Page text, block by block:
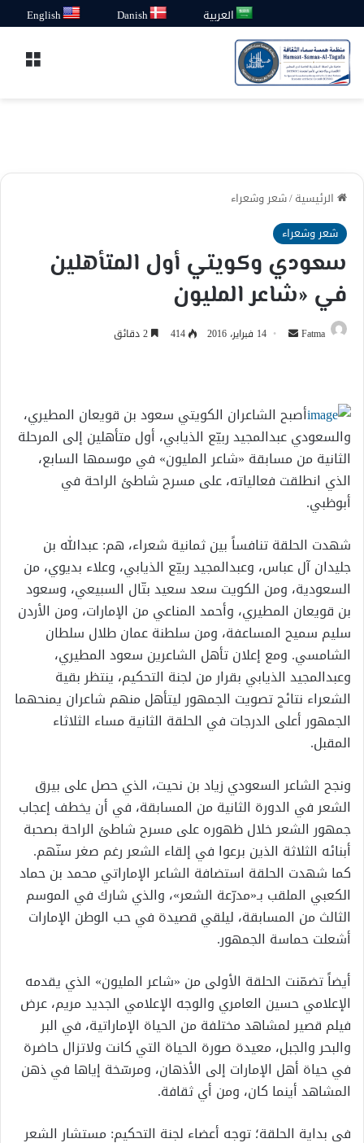
العربية Danish
English
الرئيسية/شعر وشعراء
شعر وشعراء
سعودي وكويتي أول المتأهلين
في «شاعر المليون
Fatma
أرسل 14 فبراير، 2016 414
أصبح الشاعران الكويتي سعود بن قويعان المطيري،
والسعودي عبدالمجيد ربيّع الذيابي، أول متأهلين إلى المرحلة
الثانية من مسابقة «شاعر المليون» في موسمها السابع،
الذي انطلقت فعالياته، على مسرح شاطئ الراحة في
أبوظبي.
شهدت الحلقة تنافساً بين ثمانية شعراء، هم: عبدالله بن
جليدان آل عباس، وعبدالمجيد ربيّع الذيابي، وعلاء بديوي، من
السعودية، ومن الكويت سعد سعيد بتّال السبيعي، وسعود
بن قويعان المطيري، وأحمد المناعي من الإمارات، ومن الأردن
سليم سميح المساعفة، ومن سلطنة عمان طلال سلطان
الشامسي. ومع إعلان تأهل الشاعرين سعود المطيري،
وعبدالمجيد الذيابي بقرار من لجنة التحكيم، ينتظر بقية
الشعراء نتائج تصويت الجمهور ليتأهل منهم شاعران يمنحهما
الجمهور أعلى الدرجات في الحلقة الثانية مساء الثلاثاء
المقبل.
ونجح الشاعر السعودي زياد بن نحيت، الذي حصل على بيرق
الشعر في الدورة الثانية من المسابقة، في أن يخطف إعجاب
جمهور الشعر خلال ظهوره على مسرح شاطئ الراحة بصحبة
أبنائه الثلاثة الذين برعوا في إلقاء الشعر رغم صغر سنّهم.
كما شهدت الحلقة استضافة الشاعر الإماراتي محمد بن حماد
الكعبي الملقب بـ«مدرّعة الشعر»، والذي شارك في الموسم
الثالث من المسابقة، ليلقي قصيدة في حب الوطن الإمارات
أشعلت حماسة الجمهور.
أيضاً تضمّنت الحلقة الأولى من «شاعر المليون» الذي يقدمه
الإعلامي حسين العامري والوجه الإعلامي الجديد مريم، عرض
فيلم قصير لمشاهد مختلفة من الحياة الإماراتية، في البر
والبحر والجبل، معيدة صورة الحياة التي كانت ولاتزال حاضرة
في حياة أهل الإمارات إلى الأذهان، ومرسّخة إياها في ذهن
المشاهد أينما كان، ومن أي ثقافة.
في بداية الحلقة؛ توجه أعضاء لجنة التحكيم: مستشار الشعر